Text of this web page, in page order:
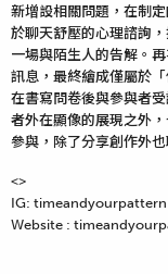
新增設相關問題，在制
於聊天舒壓的心理諮詢
一場與陌生人的告解。
訊息，最終繪成僅屬於
在書寫問卷後與參與者
者外在顯像的展現之外
參與，除了分享創作外
<>
IG: timeandyourpattern
Website :